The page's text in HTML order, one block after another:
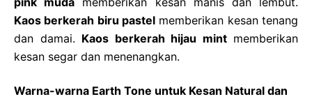
Kaos berkerah biru pastel memberikan kesan tenang
dan damai. Kaos berkerah hijau mintmemberikan
kesan segar dan menenangkan.
Warna-warna Earth Tone untuk Kesan Natural dan